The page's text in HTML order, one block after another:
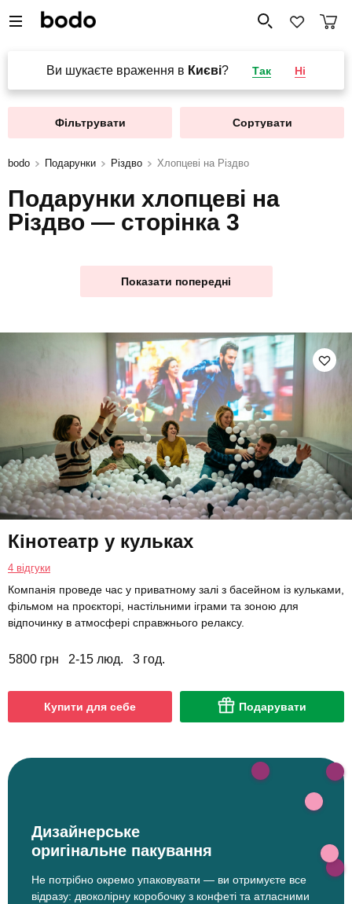
Ви шукаєте враження в Києві? Так Ні
Фільтрувати Сортувати
bodo Подарунки Різдво Хлопцеві на Різдво
Подарунки хлопцеві на
Різдво — сторінка 3
Показати попередні
Кінотеатр у кульках
4 відгуки
Компанія проведе час у приватному залі з басейном із кульками,
фільмом на проєкторі, настільними іграми та зоною для
відпочинку в атмосфері справжнього релаксу.
5800 грн 2-15 люд. 3 год.
Купити для себе Подарувати
Дизайнерське
оригінальне пакування
Не потрібно окремо упаковувати — ви отримуєте все
відразу: двоколірну коробочку з конфеті та атласними